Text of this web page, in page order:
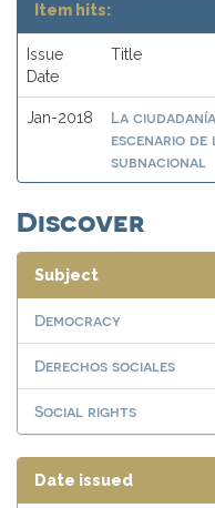
Item hits:
Issue
Date
Title
Jan-2018
La
escenario
subnacional
Discover
Subject
Democracy
Derechos sociales
Social rights
Date issued